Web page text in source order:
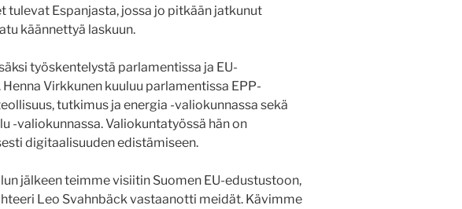
tulevat Espanjasta, jossa jo pitkään jatkunut
käännettyä laskuun.
työskentelystä parlamentissa ja EU-
Virkkunen kuuluu parlamentissa EPP-
tutkimus ja energia -valiokunnassa sekä
-valiokunnassa. Valiokuntatyössä hän on
digitaalisuuden edistämiseen.
jälkeen teimme visiitin Suomen EU-edustustoon,
Leo Svahnbäck vastaanotti meidät. Kävimme